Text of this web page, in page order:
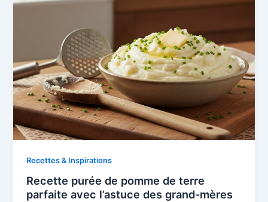
Recettes & Inspirations
Recette purée de pomme de terre
parfaite avec l’astuce des grand-mères